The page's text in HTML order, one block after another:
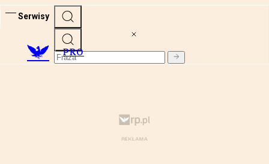
Serwisy
PRO